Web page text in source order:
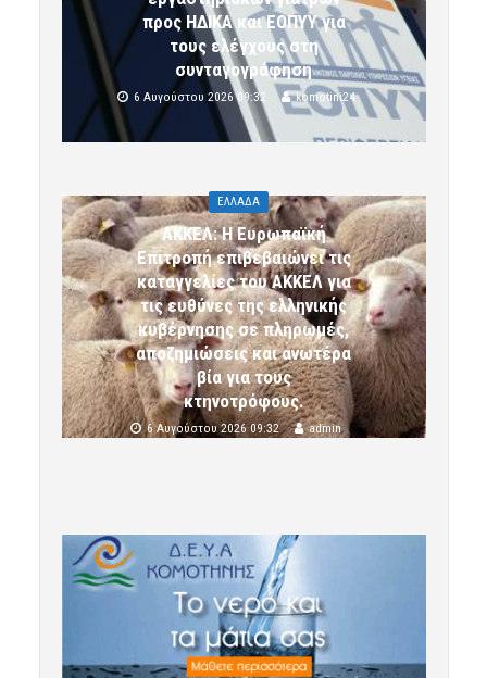
προς ΗΔΙΚΑ και ΕΟΠΥΥ για
τους ελέγχους στη
συνταγογράφηση
6 Αυγούστου 2026 09:32 komotini24
ΕΛΛΑΔΑ
ΑΚΚΕΛ: Η Ευρωπαϊκή
Επιτροπή επιβεβαιώνει τις
καταγγελίες του ΑΚΚΕΛ για
τις ευθύνες της ελληνικής
κυβέρνησης σε πληρωμές,
αποζημιώσεις και ανωτέρα
βία για τους
κτηνοτρόφους.
6 Αυγούστου 2026 09:32 admin